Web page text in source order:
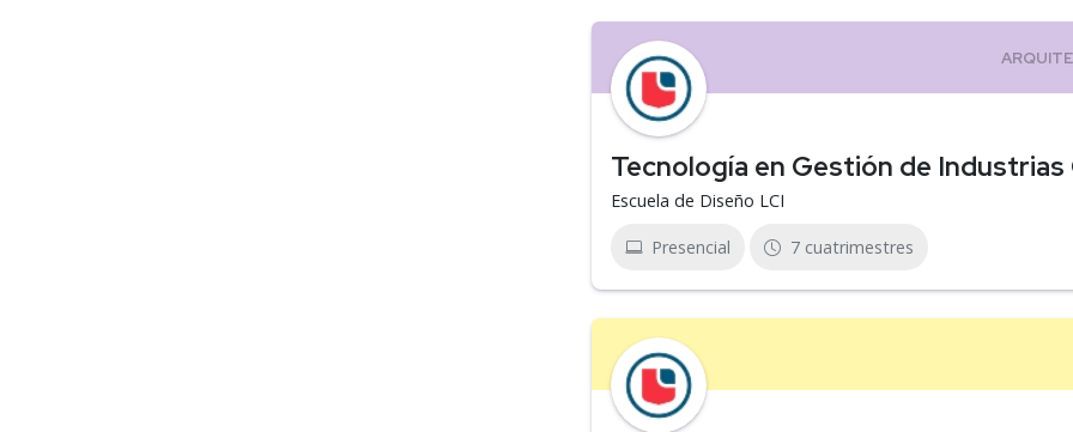
Tecnología en Gestión de
Escuela de Diseño LCI
Presencial 7 cuatrimestres